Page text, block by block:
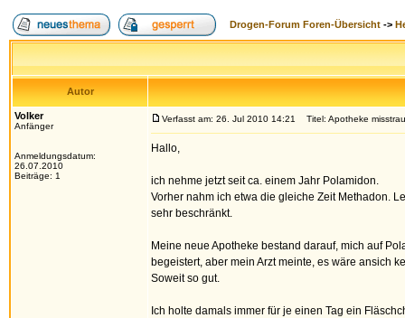
Drogen-Forum Foren-Übersicht ->
Autor
Volker
Anfänger
Anmeldungsdatum:
26.07.2010
Beiträge: 1
Verfasst am: 26. Jul 2010 14:21 Titel: Apotheke
Hallo,
ich nehme jetzt seit ca. einem Jahr Polamidon.
Vorher nahm ich etwa die gleiche Zeit Methadon.
sehr beschränkt.
Meine neue Apotheke bestand darauf, mich auf
begeistert, aber mein Arzt meinte, es wäre ansich
Soweit so gut.
Ich holte damals immer für je einen Tag ein